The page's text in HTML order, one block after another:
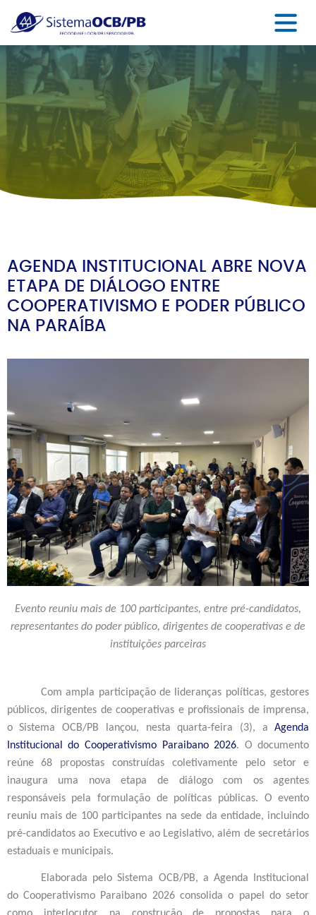
AGENDA INSTITUCIONAL ABRE NOVA
ETAPA DE DIÁLOGO ENTRE
COOPERATIVISMO E PODER PÚBLICO
NA PARAÍBA
Evento reuniu mais de 100 participantes, entre pré-candidatos,
representantes do poder público, dirigentes de cooperativas e de
instituições parceiras
Com ampla participação de lideranças políticas, gestores
públicos, dirigentes de cooperativas e profissionais de imprensa,
o Sistema OCB/PB lançou, nesta quarta-feira (3), aAgenda
Institucional do Cooperativismo Paraibano 2026. O documento
reúne 68 propostas construídas coletivamente pelo setor e
inaugura uma nova etapa de diálogo com os agentes
responsáveis pela formulação de políticas públicas. O evento
reuniu mais de 100 participantes na sede da entidade, incluindo
pré-candidatos ao Executivo e ao Legislativo, além de secretários
estaduais e municipais.
Elaborada pelo Sistema OCB/PB, a Agenda Institucional
do Cooperativismo Paraibano 2026 consolida o papel do setor